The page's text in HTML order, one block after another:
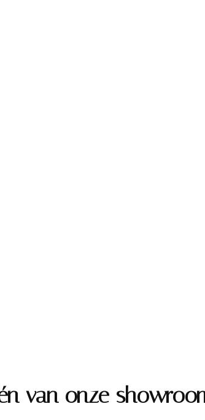
van onze